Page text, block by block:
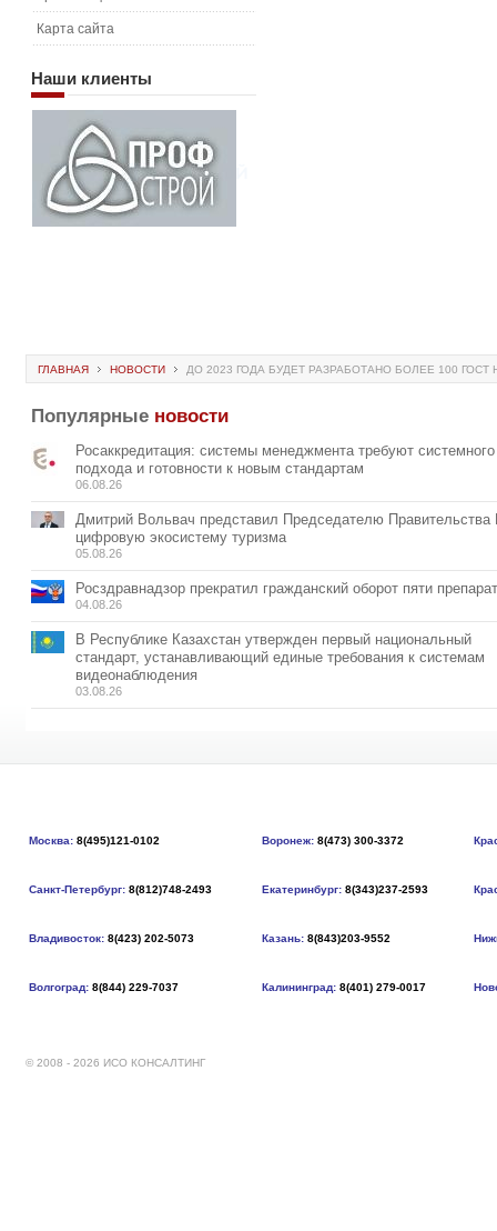
Карта сайта
Наши клиенты
ГЛАВНАЯ НОВОСТИ ДО 2023 ГОДА БУДЕТ РАЗРАБОТАНО БОЛЕЕ 100
Популярные новости
Росаккредитация: системы менеджмента требуют системного
подхода и готовности к новым стандартам
06.08.26
Дмитрий Вольвач представил Председателю
цифровую экосистему туризма
05.08.26
Росздравнадзор прекратил гражданский оборот пяти
04.08.26
В Республике Казахстан утвержден первый национальный
стандарт, устанавливающий единые требования к системам
видеонаблюдения
03.08.26
Москва: 8(495)121-0102 Воронеж: 8(473) 300-3372
Санкт-Петербург: 8(812)748-2493 Екатеринбург: 8(343)237-2593
Владивосток: 8(423) 202-5073 Казань: 8(843)203-9552
Волгоград: 8(844) 229-7037 Калининград: 8(401) 279-0017
© 2008 - 2026 ИСО КОНСАЛТИНГ